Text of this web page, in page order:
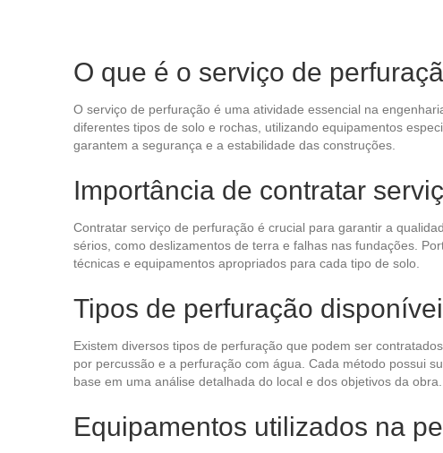
O que é o serviço de
O serviço de perfuração é uma atividade essencial na
diferentes tipos de solo e rochas, utilizando equipamentos
garantem a segurança e a estabilidade das construções.
Importância de contratar
Contratar serviço de perfuração é crucial para garantir a
sérios, como deslizamentos de terra e falhas nas fundações.
técnicas e equipamentos apropriados para cada tipo de solo.
Tipos de perfuração
Existem diversos tipos de perfuração que podem ser
por percussão e a perfuração com água. Cada método possui
base em uma análise detalhada do local e dos objetivos da obra.
Equipamentos utilizados na